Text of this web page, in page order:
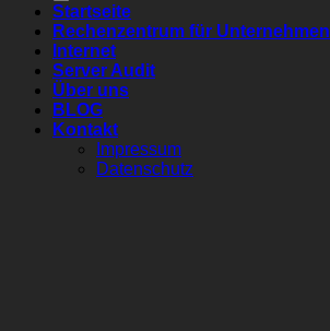
Startseite
Rechenzentrum für Unternehmen
Internet
Server Audit
Über uns
BLOG
Kontakt
Impressum
Datenschutz